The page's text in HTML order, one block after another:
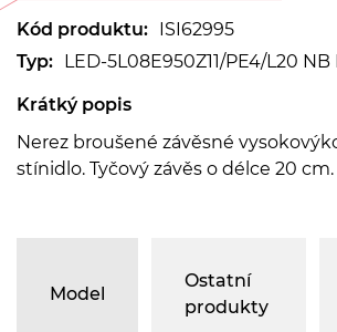
Kód produktu: ISI62995
Typ: LED-5L08E950Z11/PE4/L20
Krátký popis
Nerez broušené závěsné
stínidlo. Tyčový závěs o délce 20 cm.
Model
Ostatní
produkty